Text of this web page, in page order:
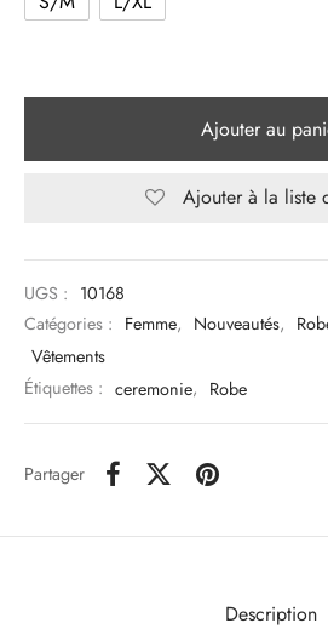
Ajouter au
Ajouter à la liste
UGS : 10168
Catégories : Femme, Nouveautés,
Vêtements
Étiquettes : ceremonie, Robe
Partager
Description